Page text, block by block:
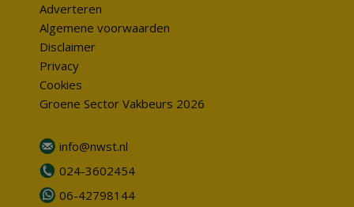
Adverteren
Algemene voorwaarden
Disclaimer
Privacy
Cookies
Groene Sector Vakbeurs 2026
info@nwst.nl
024-3602454
06-42798144